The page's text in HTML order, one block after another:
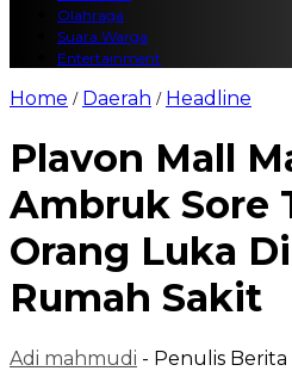
Olahraga
Suara Warga
Entertainment
Home / Daerah / Headline
Plavon Mall
Ambruk Sore
Orang Luka
Rumah Sakit
Adi mahmudi - Penulis Berita